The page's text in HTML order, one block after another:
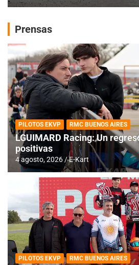
Prensas
PILOTOS EKVP RMC BUENOS AIRES
LGUIMARD Racing: Un
positivas
4 agosto, 2026 E-Kart
PILOTOS EKVP RMC BUENOS AIRES